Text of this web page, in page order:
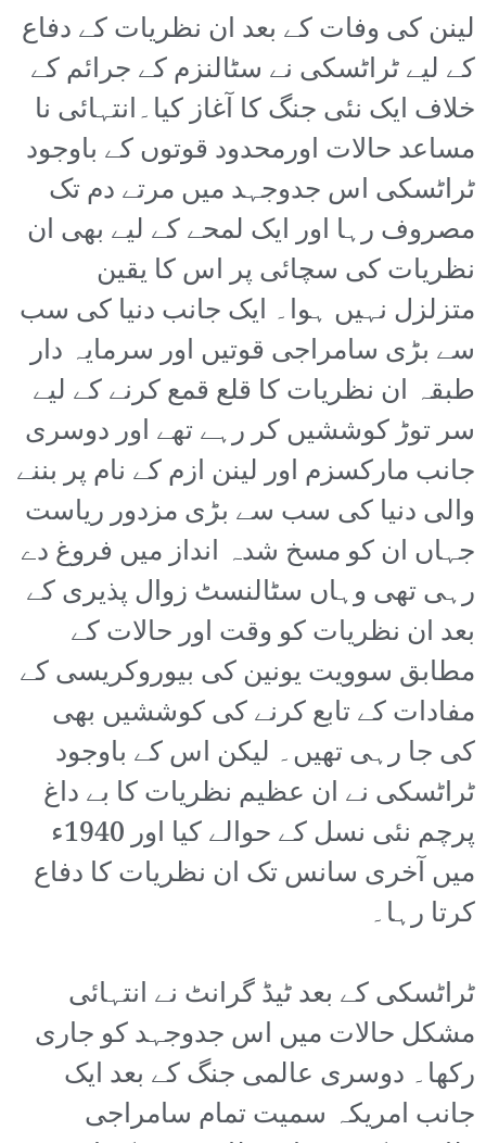
لینن کی وفات کے بعد ان نظریات کے دفاع
کے لیے ٹراٹسکی نے سٹالنزم کے جرائم کے
خلاف ایک نئی جنگ کا آغاز کیا۔انتہائی نا
مساعد حالات اورمحدود قوتوں کے باوجود
ٹراٹسکی اس جدوجہد میں مرتے دم تک
مصروف رہا اور ایک لمحے کے لیے بھی ان
نظریات کی سچائی پر اس کا یقین
متزلزل نہیں ہوا۔ ایک جانب دنیا کی سب
سے بڑی سامراجی قوتیں اور سرمایہ دار
طبقہ ان نظریات کا قلع قمع کرنے کے لیے
سر توڑ کوششیں کر رہے تھے اور دوسری
جانب مارکسزم اور لینن ازم کے نام پر بننے
والی دنیا کی سب سے بڑی مزدور ریاست
جہاں ان کو مسخ شدہ انداز میں فروغ دے
رہی تھی وہاں سٹالنسٹ زوال پذیری کے
بعد ان نظریات کو وقت اور حالات کے
مطابق سوویت یونین کی بیوروکریسی کے
مفادات کے تابع کرنے کی کوششیں بھی
کی جا رہی تھیں۔ لیکن اس کے باوجود
ٹراٹسکی نے ان عظیم نظریات کا بے داغ
پرچم نئی نسل کے حوالے کیا اور 1940ء
میں آخری سانس تک ان نظریات کا دفاع
کرتا رہا۔
ٹراٹسکی کے بعد ٹیڈ گرانٹ نے انتہائی
مشکل حالات میں اس جدوجہد کو جاری
رکھا۔ دوسری عالمی جنگ کے بعد ایک
جانب امریکہ سمیت تمام سامراجی